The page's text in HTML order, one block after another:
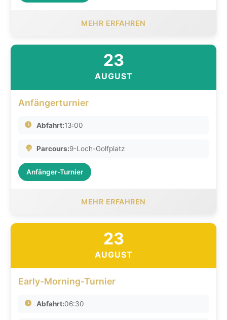
MEHR ERFAHREN
23
AUGUST
Anfängerturnier
Abfahrt:13:00
Parcours:9-Loch-Golfplatz
Anfänger-Turnier
MEHR ERFAHREN
23
AUGUST
Early-Morning-Turnier
Abfahrt:06:30